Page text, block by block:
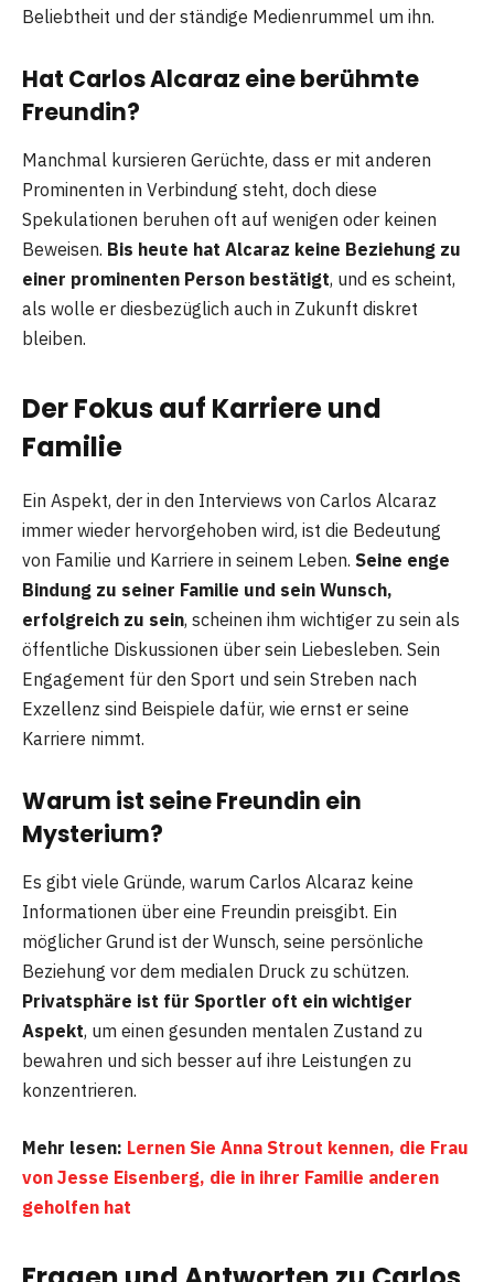
Beliebtheit und der ständige Medienrummel um ihn.
Hat Carlos Alcaraz eine berühmte
Freundin?
Manchmal kursieren Gerüchte, dass er mit anderen
Prominenten in Verbindung steht, doch diese
Spekulationen beruhen oft auf wenigen oder keinen
Beweisen. Bis heute hat Alcaraz keine Beziehung zu
einer prominenten Person bestätigt, und es scheint,
als wolle er diesbezüglich auch in Zukunft diskret
bleiben.
Der Fokus auf Karriere und
Familie
Ein Aspekt, der in den Interviews von Carlos Alcaraz
immer wieder hervorgehoben wird, ist die Bedeutung
von Familie und Karriere in seinem Leben. Seine enge
Bindung zu seiner Familie und sein Wunsch,
erfolgreich zu sein, scheinen ihm wichtiger zu sein als
öffentliche Diskussionen über sein Liebesleben. Sein
Engagement für den Sport und sein Streben nach
Exzellenz sind Beispiele dafür, wie ernst er seine
Karriere nimmt.
Warum ist seine Freundin ein
Mysterium?
Es gibt viele Gründe, warum Carlos Alcaraz keine
Informationen über eine Freundin preisgibt. Ein
möglicher Grund ist der Wunsch, seine persönliche
Beziehung vor dem medialen Druck zu schützen.
Privatsphäre ist für Sportler oft ein wichtiger
Aspekt, um einen gesunden mentalen Zustand zu
bewahren und sich besser auf ihre Leistungen zu
konzentrieren.
Mehr lesen: Lernen Sie Anna Strout kennen, die Frau
von Jesse Eisenberg, die in ihrer Familie anderen
geholfen hat